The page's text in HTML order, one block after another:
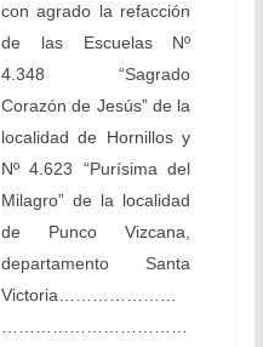
con agrado la refacción
de las Escuelas Nº
4.348 “Sagrado
Corazón de Jesús” de la
localidad de Hornillos y
Nº 4.623 “Purísima del
Milagro” de la localidad
de Punco Vizcana,
departamento Santa
Victoria…………………
……………………………